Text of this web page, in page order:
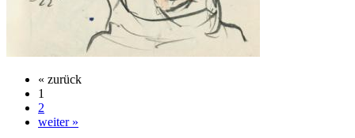
« zurück
1
2
weiter »